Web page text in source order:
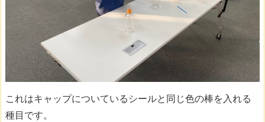
これはキャップについているシールと同じ色の棒を入れる
種目です。